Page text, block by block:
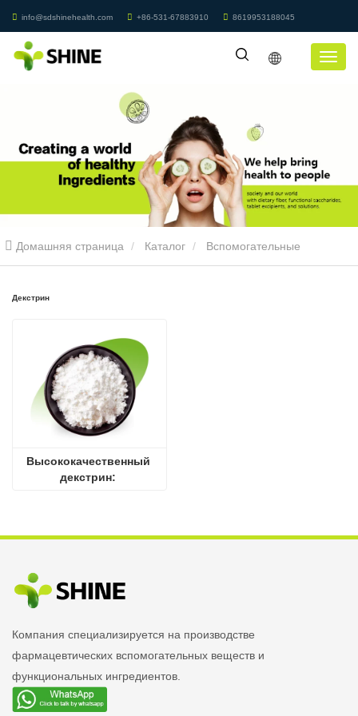
info@sdshinehealth.com +86-531-67883910 8619953188045
Домашняя страница Каталог Вспомогательные
Декстрин
Высококачественный
декстрин:
Компания специализируется на производстве
фармацевтических вспомогательных веществ и
функциональных ингредиентов.